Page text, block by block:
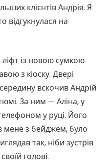
клієнтів Андрія. Я
відгукнулася на
із новою сумкою
з кіоску. Двері
вскочив Андрій
За ним — Аліна, у
у руці. Його
мене з бейджем, було
так, ніби зустрів
голові.